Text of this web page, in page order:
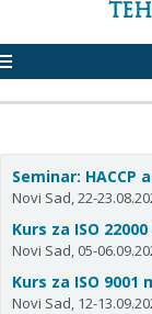
Seminar:
Novi Sad, 22-
Kurs za ISO
Novi Sad, 05-
Kurs za ISO 9001
Novi Sad, 12-